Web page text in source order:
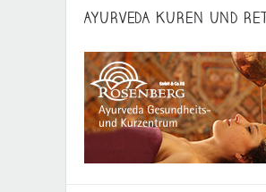
AYURVEDA KUREN UND